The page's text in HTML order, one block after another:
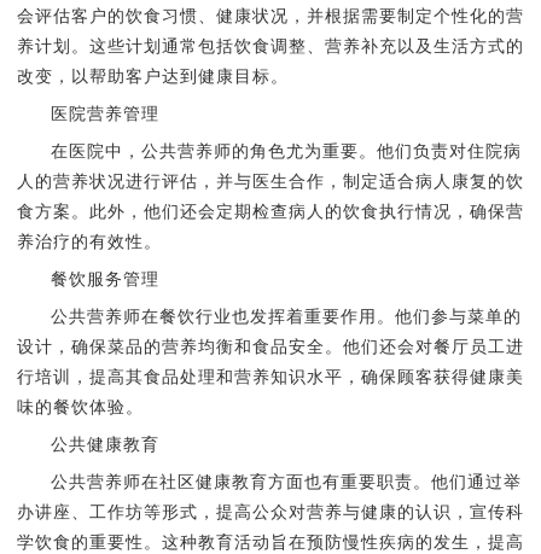
会评估客户的饮食习惯、健康状况，并根据需要制定个性化的营
养计划。这些计划通常包括饮食调整、营养补充以及生活方式的
改变，以帮助客户达到健康目标。
医院营养管理
在医院中，公共营养师的角色尤为重要。他们负责对住院病
人的营养状况进行评估，并与医生合作，制定适合病人康复的饮
食方案。此外，他们还会定期检查病人的饮食执行情况，确保营
养治疗的有效性。
餐饮服务管理
公共营养师在餐饮行业也发挥着重要作用。他们参与菜单的
设计，确保菜品的营养均衡和食品安全。他们还会对餐厅员工进
行培训，提高其食品处理和营养知识水平，确保顾客获得健康美
味的餐饮体验。
公共健康教育
公共营养师在社区健康教育方面也有重要职责。他们通过举
办讲座、工作坊等形式，提高公众对营养与健康的认识，宣传科
学饮食的重要性。这种教育活动旨在预防慢性疾病的发生，提高